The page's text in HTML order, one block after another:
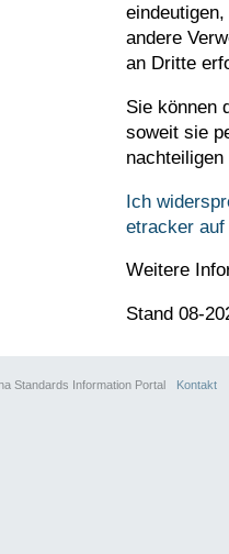
andere
an Dritte
Sie können
soweit sie
nachteiligen
Ich
etracker
Weitere
Stand 08-
Standards Information Portal Kontakt